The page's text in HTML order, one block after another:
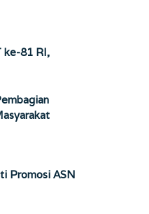
ke-81 RI,
Promosi ASN